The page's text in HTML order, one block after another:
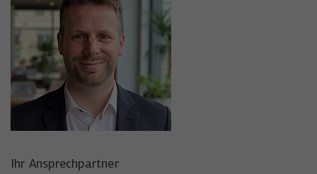
Ihr Ansprechpartner